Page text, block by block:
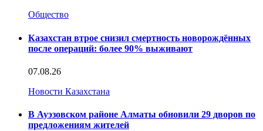
Общество
Казахстан втрое снизил смертность новорождённых
после операций: более 90% выживают
07.08.26
Новости Казахстана
В Ауэзовском районе Алматы обновили 29 дворов по
предложениям жителей